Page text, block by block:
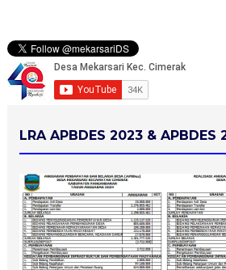
LRA APBDES 2023 & APBDES